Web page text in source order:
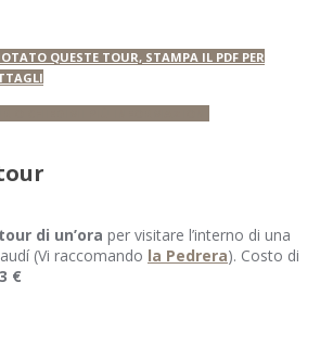
QUESTE TOUR, STAMPA IL PDF PER
di un’ora per visitare l’interno di una
(Vi raccomando la Pedrera). Costo di
€